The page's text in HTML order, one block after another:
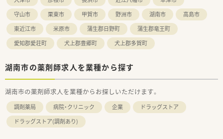
守山市
栗東市 甲賀市 野洲市 湖南市
高島市
東近江市
米原市 蒲生郡日野町
蒲生郡竜王町
愛知郡愛荘町
犬上郡豊郷町 犬上郡多賀町
湖南市の薬剤師求人を業種から探す
湖南市の薬剤師求人を業種からお探しいただけます。
調剤薬局 病院・クリニック 企業
ドラッグストア
ドラッグストア(調剤あり)